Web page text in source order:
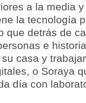
a la media
la tecnología
que detrás de
e
casa y
o Soraya
día con